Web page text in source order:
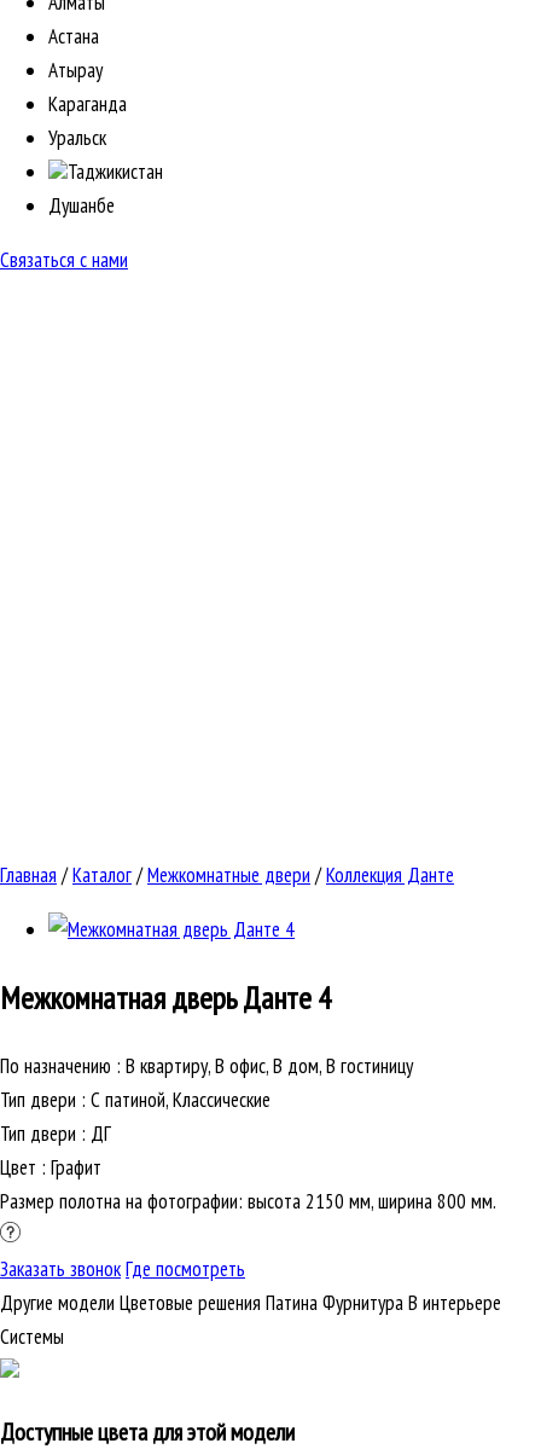
Астана
Атырау
Караганда
Уральск
Таджикистан
Душанбе
Связаться с нами
Главная /Каталог/Межкомнатные двери /Коллекция Данте
Межкомнатная дверьДанте 4
По назначению : В квартиру, В офис, В дом, В гостиницу
Тип двери : С патиной, Классические
Тип двери : ДГ
Цвет : Графит
Размер полотна на фотографии: высота 2150 мм, ширина 800 мм.
Заказать звонокГде посмотреть
Другие модели Цветовые решения ПатинаФурнитураВ интерьере
Cистемы
Доступные цвета для этой модели